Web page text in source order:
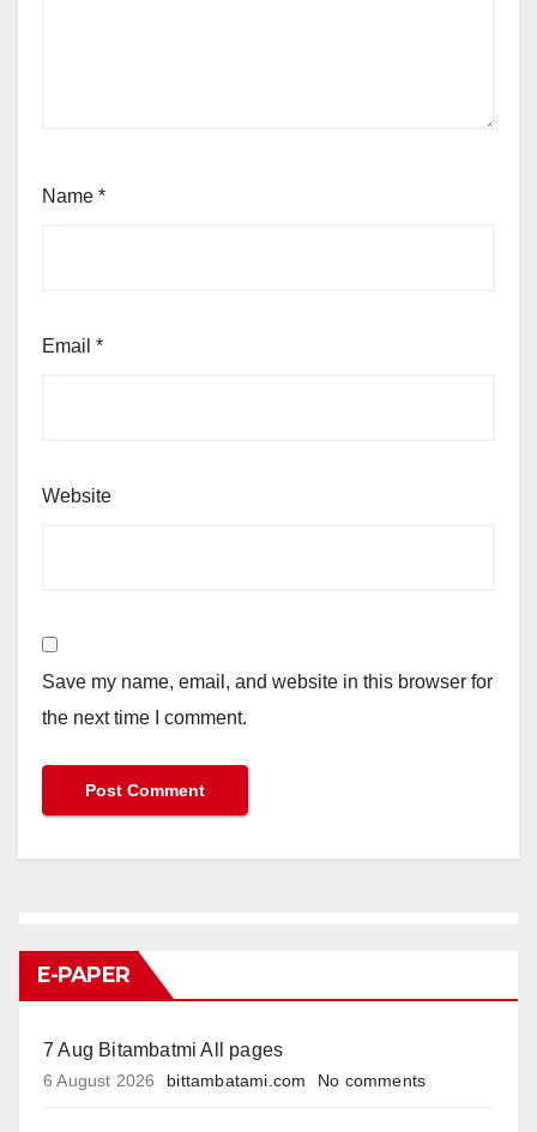
Name *
Email *
Website
Save my name, email, and website in this browser for
the next time I comment.
E-PAPER
7 Aug Bitambatmi All pages
6 August 2026 bittambatami.com No comments